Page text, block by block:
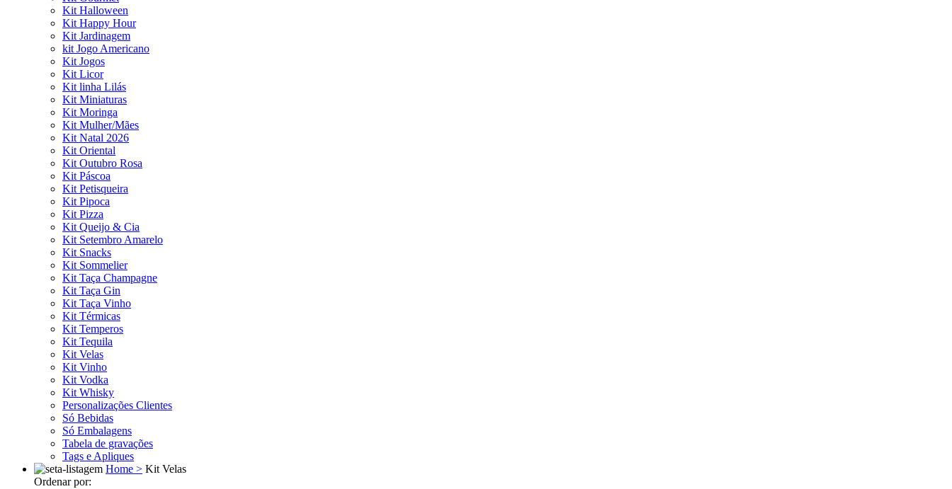
Kit Halloween
Kit Happy Hour
Kit Jardinagem
kit Jogo Americano
Kit Jogos
Kit Licor
Kit linha Lilás
Kit Miniaturas
Kit Moringa
Kit Mulher/Mães
Kit Natal 2026
Kit Oriental
Kit Outubro Rosa
Kit Páscoa
Kit Petisqueira
Kit Pipoca
Kit Pizza
Kit Queijo & Cia
Kit Setembro Amarelo
Kit Snacks
Kit Sommelier
Kit Taça Champagne
Kit Taça Gin
Kit Taça Vinho
Kit Térmicas
Kit Temperos
Kit Tequila
Kit Velas
Kit Vinho
Kit Vodka
Kit Whisky
Personalizações Clientes
Só Bebidas
Só Embalagens
Tabela de gravações
Tags e Apliques
Home > Kit Velas
Ordenar por: